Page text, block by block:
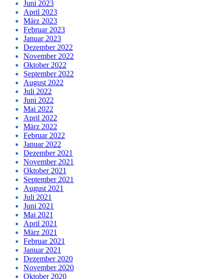
Juni 2023
April 2023
März 2023
Februar 2023
Januar 2023
Dezember 2022
November 2022
Oktober 2022
September 2022
August 2022
Juli 2022
Juni 2022
Mai 2022
April 2022
März 2022
Februar 2022
Januar 2022
Dezember 2021
November 2021
Oktober 2021
September 2021
August 2021
Juli 2021
Juni 2021
Mai 2021
April 2021
März 2021
Februar 2021
Januar 2021
Dezember 2020
November 2020
Oktober 2020